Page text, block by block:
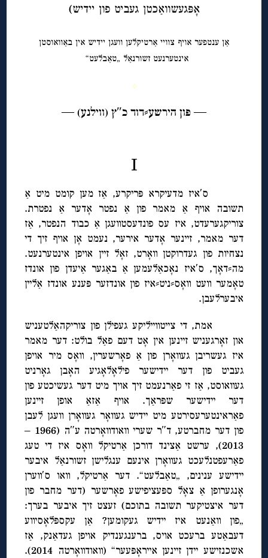
אָפּגעשוואַכטן געביט פון יידיש)
אַן ענטפער אויף צוויי אַרטיקלען וועגן יידיש אין באַוואוסטן
אינטערנעט זשורנאַל „טאַבלעט“
◊
— פון הירשע⸗דוד כ″ץ (ווילנע) —
I
ס′איז מדעיקרא פּריקרע, אַז מען קומט מיט אַ
תשובה אויף אַ מאמר פון אַ נפטר אָדער אַ נפטרת.
צוריקגערעדט, איז עס פונדעסטוועגן אַ כבוד הנפטר, אַז
דער מאמר, זיינער אָדער אירער, נעמט אָן אויף זיך די
נצחיות פון געדרוקטן וואָרט, זאָל זיין אויפן אינטערנעט.
מה⸗דאָך, ס′איז נאָכאַלעמען אַ באַגער אַיעדן פון אונדז
טאָמער וועט וואָס⸗ניט⸗איז פון אונדזער פּענע אונדז אַליין
איבערלעבן.
אמת, די צייטווייליקע געפילן פון צוריקהאַלטעניש
און זאָרגעניש זיינען אין אָט דעם פאַל בולט: דער מאמר
איז געשריבן געוואָרן פון אַ פאָרשערין, וואָס מיר אויפן
געביט פון דער יידישער פילאָלאָגיע האָבן גאָרניט
געוואוסט, אַז זי פאַרנעמט זיך אויך מיט דער געשיכטע פון
דער יידישער שפּראַך. אויף אַזאַ אופן זיינען
פאַראינטערעסירטע מיט יידיש געוואָר געוואָרן וועגן לעבן
פון דער מחברטע, ד″ר שערי וואודוואָרטה ע″ה (1966 –
2013), ערשט אַצינד דורכן אַרטיקל וואָס איז די טעג
פאַרעפטנלעכט געוואָרן אינעם ענגלישן זשורנאַל איבער
יידישע ענינים, „טאַבלעט“. דער אַרטיקל, וואו ס′ווערן
אָנגערופן אַ צאָל ספּעציפישע פאָרשער (דער מחבר פון
דער איצטיקער תשובה בתוכם) זעצט זיך איבער בערך:
„פון וואַנעט איז יידיש געקומען? אַן עקספּלאָסיווע
דעבאַטע ברעכט אויס, ברענגענדיק אויפן געדאַנק, אַז
אשכנזישע יידן זיינען אייראָפּעער“ (וואודוואָרטה 2014).